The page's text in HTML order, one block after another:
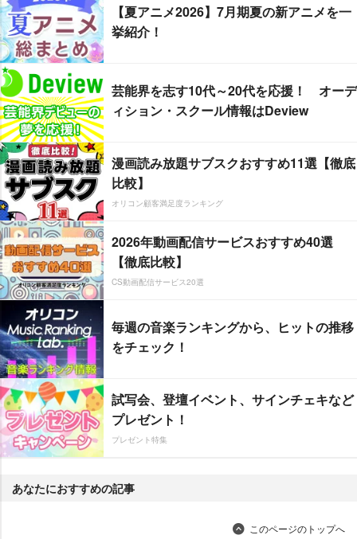
【夏アニメ2026】7月期夏の新アニメを一
挙紹介！
芸能界を志す10代～20代を応援！ オーデ
ィション・スクール情報はDeview
漫画読み放題サブスクおすすめ11選【徹底
比較】
オリコン顧客満足度ランキング
2026年動画配信サービスおすすめ40選
【徹底比較】
CS動画配信サービス20選
毎週の音楽ランキングから、ヒットの推移
をチェック！
試写会、登壇イベント、サインチェキなど
プレゼント！
プレゼント特集
あなたにおすすめの記事
このページのトップへ